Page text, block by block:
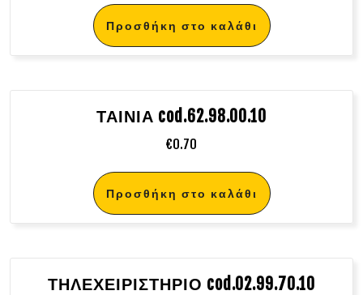
Προσθήκη στο καλάθι
ΤΑΙΝΙΑ cod.62.98.00.10
€0.70
Προσθήκη στο καλάθι
ΤΗΛΕΧΕΙΡΙΣΤΗΡΙΟ cod.02.99.70.10